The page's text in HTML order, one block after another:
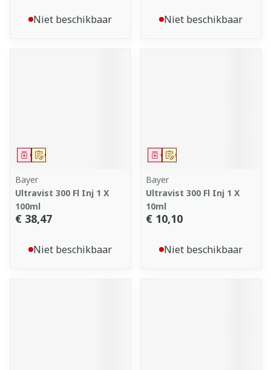
Niet beschikbaar Niet beschikbaar
Op voorschrift
Geneesmiddel
Bayer
Ultravist 300 Fl Inj 1 X
100ml
€ 38,47
Niet beschikbaar
Op voorschrift
Geneesmiddel
Bayer
Ultravist 300 Fl Inj 1 X
10ml
€ 10,10
Niet beschikbaar